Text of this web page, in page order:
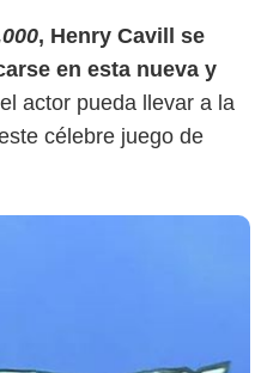
, Henry Cavill se
en esta nueva y
actor pueda llevar a la
célebre juego de